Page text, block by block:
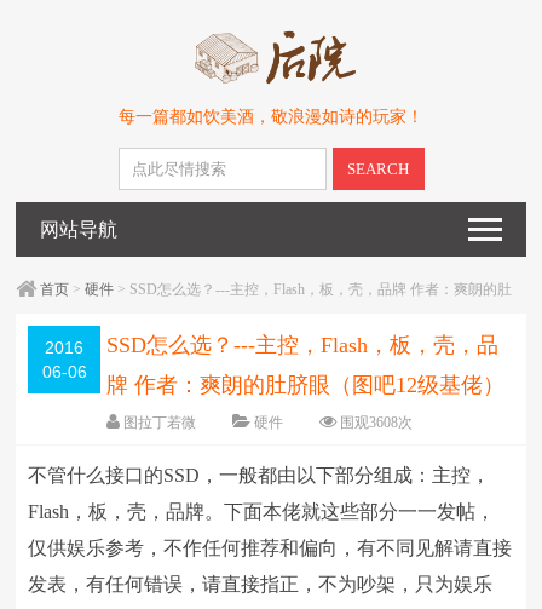
每一篇都如饮美酒，敬浪漫如诗的玩家！
SEARCH
网站导航
首页 >硬件 > SSD怎么选？---主控，Flash，板，壳，品牌 作者：爽朗的肚
2016
06-06
SSD怎么选？---主控，Flash，板，壳，品
牌 作者：爽朗的肚脐眼（图吧12级基佬）
图拉丁若微 硬件
围观3608次
字体：大 中 小
不管什么接口的SSD，一般都由以下部分组成：主控，
Flash，板，壳，品牌。下面本佬就这些部分一一发帖，
仅供娱乐参考，不作任何推荐和偏向，有不同见解请直接
发表，有任何错误，请直接指正，不为吵架，只为娱乐